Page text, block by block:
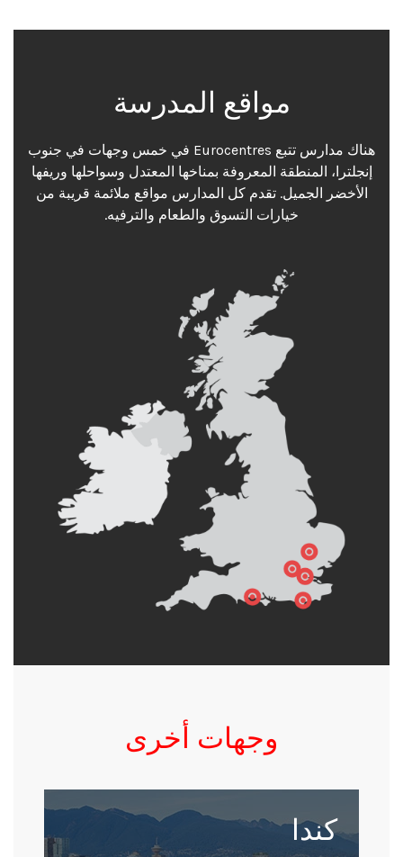
مواقع المدرسة
هناك مدارس تتبع Eurocentres في خمس وجهات في جنوب
إنجلترا، المنطقة المعروفة بمناخها المعتدل وسواحلها وريفها
الأخضر الجميل. تقدم كل المدارس مواقع ملائمة قريبة من
خيارات التسوق والطعام والترفيه.
وجهات أخرى
كندا
إن العيش والدراسة في موقع تراث عالمي ساحر
تابع لمنظمة UNESCO ملهم على أقل تقدير.